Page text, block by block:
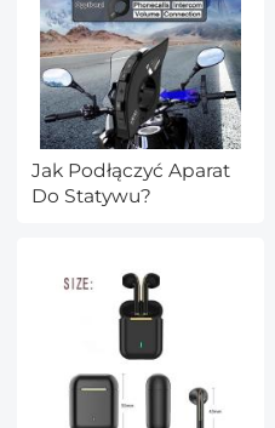
Jak Podłączyć Aparat
Do Statywu?